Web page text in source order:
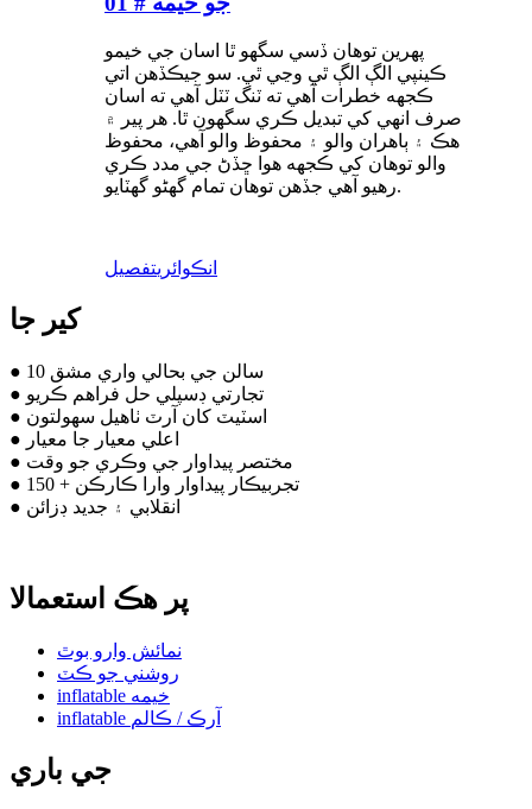
پهرين توهان ڏسي سگهو ٿا اسان جي خيمو
ڪينپي الڳ الڳ ٿي وڃي ٿي. سو جيڪڏهن اتي
ڪجهه خطرات آهي ته ٽنگ ٽٽل آهي ته اسان
صرف انهي کي تبديل ڪري سگهون ٿا. هر پير ۾
هڪ ۽ ٻاهران والو ۽ محفوظ والو آهي، محفوظ
والو توهان کي ڪجهه هوا ڇڏڻ جي مدد ڪري
رهيو آهي جڏهن توهان تمام گهڻو گهٽايو.
انڪوائريتفصيل
کير جا
● 10 سالن جي بحالي واري مشق
● تجارتي ڊسپلي حل فراهم ڪريو
● اسٽيٽ کان آرٽ ٺاهيل سهولتون
● اعلي معيار جا معيار
● مختصر پيداوار جي وڪري جو وقت
● 150 + تجربيڪار پيداوار وارا ڪارڪن
● انقلابي ۽ جديد ڊزائن
پر هڪ استعمالا
نمائش وارو بوٿ
روشني جو ڪٽ
inflatable خيمه
inflatable آرڪ / ڪالم
جي باري